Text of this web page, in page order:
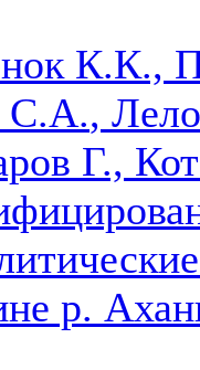
К.К.,
С.А.,
Г.,
р.